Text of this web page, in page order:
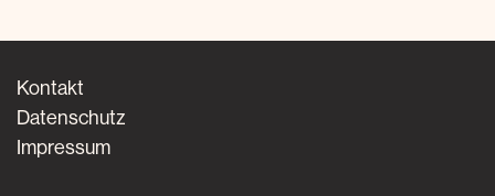
Kontakt
Datenschutz
Impressum